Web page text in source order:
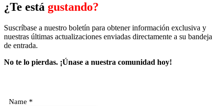
¿Te está gustando?
Suscríbase a nuestro boletín para obtener información exclusiva y
nuestras últimas actualizaciones enviadas directamente a su bandeja
de entrada.
No te lo pierdas. ¡Únase a nuestra comunidad hoy!
Name *